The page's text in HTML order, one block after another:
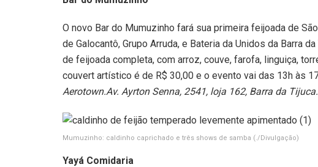
O novo Bar do Mumuzinho fará sua primeira feijoada de
de Galocantô, Grupo Arruda, e Bateria da Unidos da Barra
de feijoada completa, com arroz, couve, farofa, linguiça,
couvert artístico é de R$ 30,00 e o evento vai das 13h às
Aerotown.Av. Ayrton Senna, 2541, loja 162, Barra da Tijuca.
Mumuzinho: caldinho caprichado e três shows de samba (./Divulgação)
Yayá Comidaria